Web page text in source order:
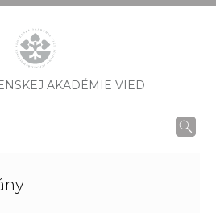
AKADÉMIE VIED